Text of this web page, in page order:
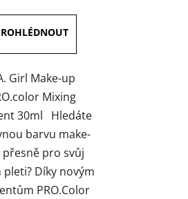
3,5
z
5
hvězdiček.
Girl Make-up
Mixing
30ml Hledáte
barvu make-
přesně pro svůj
Díky novým
PRO.Color